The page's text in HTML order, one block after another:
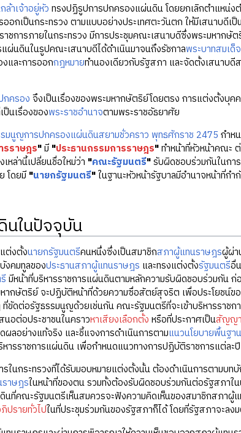
ล้าเจ้าอยู่หัว ทรงปฏิรูปการปกครองแผ่นดิน โดยยกเลิกตำแหน่ง
ออกเป็นกระทรวง ตามแบบอย่างประเทศตะวันตก ให้มีเสนาบดี
ชการภายในกระทรวง มีการประชุมคณะเสนาบดีซึ่งพระมหากษั
ผ่นดินในรูปคณะเสนาบดีได้ดำเนินมาจนถึงรัชกาลพระบาทสมเด็
และการออกกฎหมายทำนองเดียวกับรัฐสภา และจัดตั้งเสนาบดี
กครอง จึงเป็นเรื่องของพระมหากษัตริย์โดยตรง การแต่งตั้งบุค
นเรื่องของพระราชอำนาจตามพระราชอัธยาศัย
นูญการปกครองแผ่นดินสยามชั่วคราว พุทธศักราช 2475 กำห
ราษฎร"มี "ประธานกรรมการราษฎร"ทำหน้าที่หัวหน้าคณะ
ล่านี้เปลี่ยนชื่อใหม่ว่า "คณะรัฐมนตรี"รับผิดชอบร่วมกันในกา
โดยมี"นายกรัฐมนตรี"ในฐานะหัวหน้ารัฐบาลมีอำนาจหน้าที่ก
นในปัจจุบัน
ต่งตั้งนายกรัฐมนตรีคนหนึ่งซึ่งเป็นสมาชิกสภาผู้แทนราษฎรผู้ผ่า
งคมทูลของประธานสภาผู้แทนราษฎร และทรงแต่งตั้งรัฐมนตรีอื่
มีหน้าที่บริหารราชการแผ่นดินตามหลักความรับผิดชอบร่วมกัน
ษัตริย์ จะปฏิบัติหน้าที่ด้วยความซื่อสัตย์สุจริต เพื่อประโยชน์ขอ
ขัดต่อรัฐธรรมนูญด้วยเช่นกัน คณะรัฐมนตรีที่จะเข้าบริหารราช
อต่อประชาชนในคราวหาเสียงเลือกตั้ง หรือที่ประกาศเป็นสัญญา
ผลอย่างแท้จริง และชี้แจงการดำเนินการตามแนวนโยบายพื้นฐา
ารราชการแผ่นดิน เพื่อกำหนดแนวทางการปฏิบัติราชการแต่ละปี
รในกระทรวงที่ได้รับมอบหมายแต่งตั้งนั้น ต้องดำเนินการตามบ
าษฎรในหน้าที่ของตน รวมทั้งต้องรับผิดชอบร่วมกันต่อรัฐสภาใ
ที่คณะรัฐมนตรีเห็นสมควรจะฟังความคิดเห็นของสมาชิกสภาผู้
ปรายทั่วไปในที่ประชุมร่วมกันของรัฐสภาก็ได้ โดยที่รัฐสภาจะล